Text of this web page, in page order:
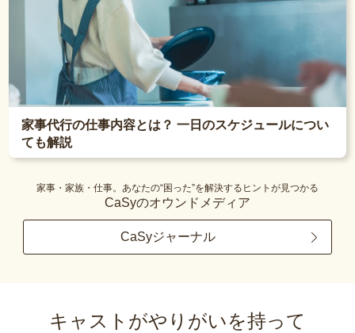
家事代行の仕事内容とは？ 一日のスケジュールについ
ても解説
家事・家族・仕事。あなたの“困った”を解決するヒントが見つかる
CaSyのオウンドメディア
CaSyジャーナル
キャストがやりがいを持って